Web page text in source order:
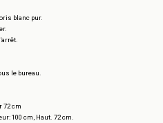
blanc pur.
le bureau.
72 cm
100 cm, Haut. 72 cm.